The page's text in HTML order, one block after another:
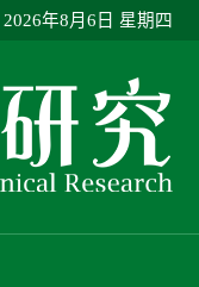
2026年8月6日 星期四